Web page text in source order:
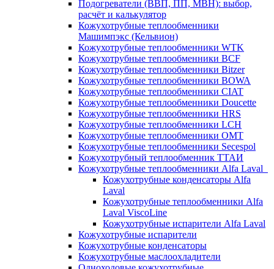
Подогреватели (ВВП, ПП, МВН): выбор,
расчёт и калькулятор
Кожухотрубные теплообменники
Машимпэкс (Кельвион)
Кожухотрубные теплообменники WTK
Кожухотрубные теплообменники BCF
Кожухотрубные теплообменники Bitzer
Кожухотрубные теплообменники BOWA
Кожухотрубные теплообменники CIAT
Кожухотрубные теплообменники Doucette
Кожухотрубные теплообменники HRS
Кожухотрубные теплообменники LCH
Кожухотрубные теплообменники OMT
Кожухотрубные теплообменники Secespol
Кожухотрубный теплообменник ТТАИ
Кожухотрубные теплообменники Alfa Laval
Кожухотрубные конденсаторы Alfa
Laval
Кожухотрубные теплообменники Alfa
Laval ViscoLine
Кожухотрубные испарители Alfa Laval
Кожухотрубные испарители
Кожухотрубные конденсаторы
Кожухотрубные маслоохладители